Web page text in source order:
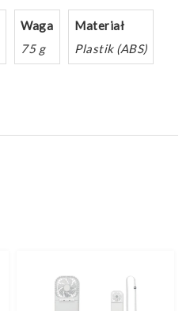
Waga
75 g
Materiał
Plastik (ABS)